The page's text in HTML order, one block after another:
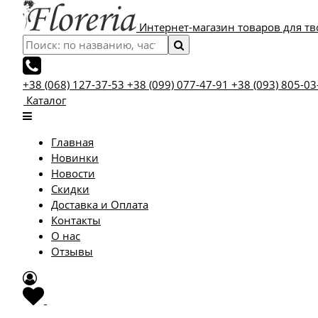
Интернет-магазин товаров для
+38 (068) 127-37-53 +38 (099) 077-47-91 +38 (093) 805-
Каталог
Главная
Новинки
Новости
Скидки
Доставка и Оплата
Контакты
О нас
Отзывы